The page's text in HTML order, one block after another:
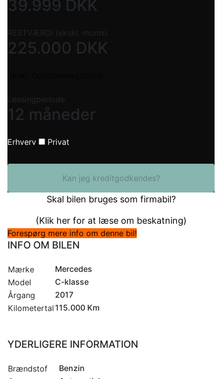
39.999 DKK
RESTVÆRDI (ekskl. moms)
225.000 DKK
Leasingperiode
12 måneder
Erhverv Privat
Kan jeg kreditgodkendes?
Skal bilen bruges som firmabil?
(Klik her for at læse om beskatning)
Forespørg mere info om denne bil!
INFO OM BILEN
Mærke
Mercedes
Model
C-klasse
Årgang
2017
Kilometertal 115.000 Km
YDERLIGERE INFORMATION
Brændstof
Benzin